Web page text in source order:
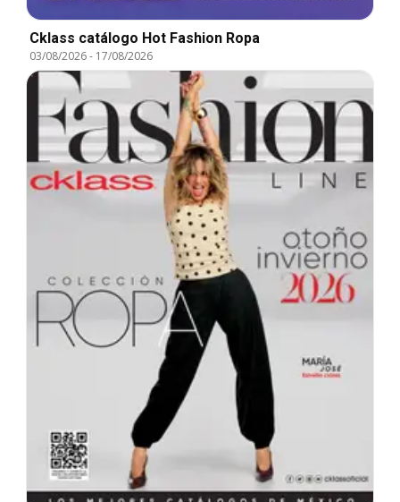
Cklass catálogo Hot Fashion Ropa
03/08/2026- 17/08/2026